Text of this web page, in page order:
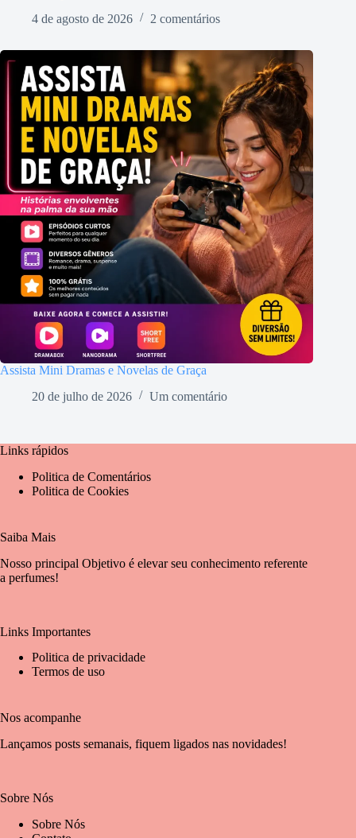
4 de agosto de 2026
2 comentários
Assista Mini Dramas e Novelas de Graça
20 de julho de 2026
Um comentário
Links rápidos
Politica de Comentários
Politica de Cookies
Saiba Mais
Nosso principal Objetivo é elevar seu conhecimento referente
a perfumes!
Links Importantes
Politica de privacidade
Termos de uso
Nos acompanhe
Lançamos posts semanais, fiquem ligados nas novidades!
Sobre Nós
Sobre Nós